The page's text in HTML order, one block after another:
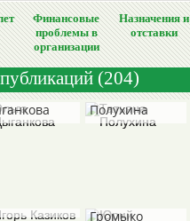
Финансовые
проблемы в
организации
Назначения и
отставки
(204)
Татьяна
Полухина
Громыко